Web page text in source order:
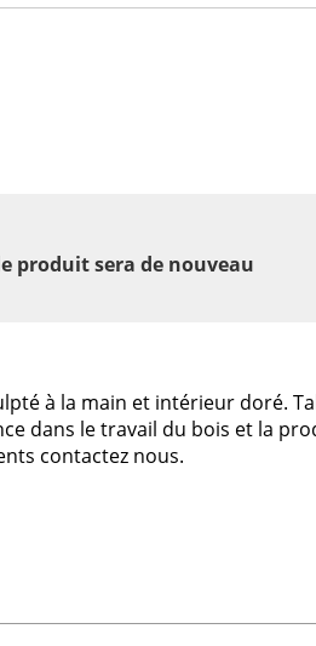
produit sera de nouveau
à la main et intérieur doré.
dans le travail du bois et la
contactez nous.